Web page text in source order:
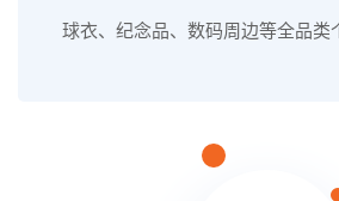
球衣、纪念品、数码周边等全品类